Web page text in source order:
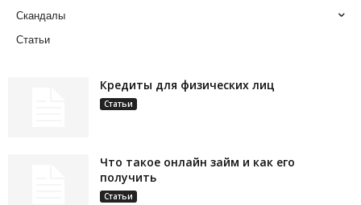
Скандалы
Статьи
Кредиты для физических лиц
Статьи
Что такое онлайн займ и как его
получить
Статьи